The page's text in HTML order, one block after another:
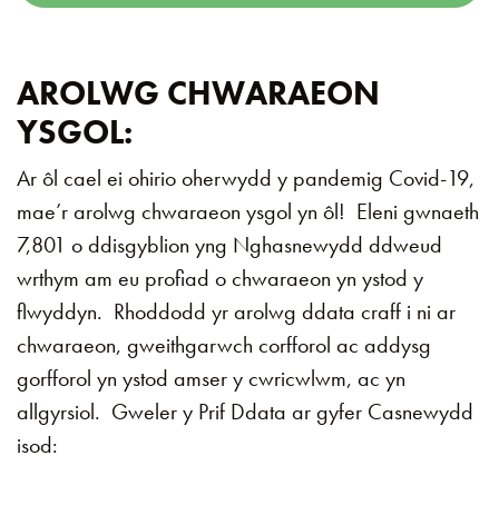
AROLWG CHWARAEON
YSGOL:
Ar ôl cael ei ohirio oherwydd y pandemig Covid-19,
mae’r arolwg chwaraeon ysgol yn ôl! Eleni gwnaeth
7,801 o ddisgyblion yng Nghasnewydd ddweud
wrthym am eu profiad o chwaraeon yn ystod y
flwyddyn. Rhoddodd yr arolwg ddata craff i ni ar
chwaraeon, gweithgarwch corfforol ac addysg
gorfforol yn ystod amser y cwricwlwm, ac yn
allgyrsiol. Gweler y Prif Ddata ar gyfer Casnewydd
isod: